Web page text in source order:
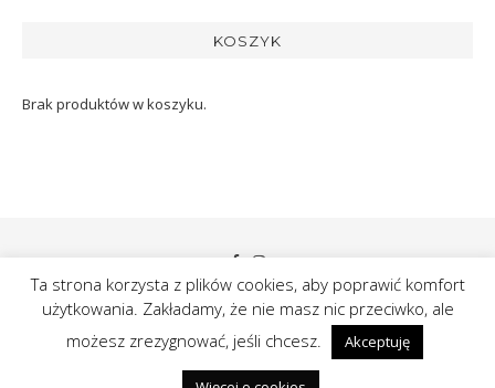
KOSZYK
Brak produktów w koszyku.
@2019 - Agata Komorowska. All Right Reserved.
Ta strona korzysta z plików cookies, aby poprawić komfort
użytkowania. Zakładamy, że nie masz nic przeciwko, ale
możesz zrezygnować, jeśli chcesz.
Akceptuję